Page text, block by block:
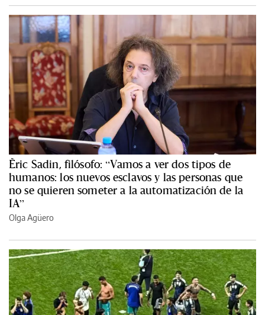
Èric Sadin, filósofo: “Vamos a ver dos tipos de
humanos: los nuevos esclavos y las personas que
no se quieren someter a la automatización de la
IA”
Olga Agüero